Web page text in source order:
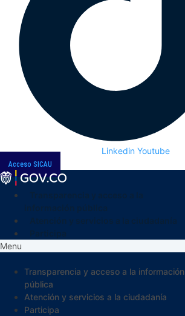
Linkedin Youtube
Acceso SICAU
Menu
Transparencia y acceso a la información
pública
Atención y servicios a la ciudadanía
Participa